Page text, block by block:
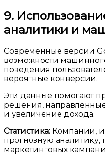
9.
аналитики и
Современные версии
возможности
поведения
вероятные конверсии.
Эти данные помогают
решения,
и увеличение дохода.
Статистика: Компании,
прогнозную
маркетинговых